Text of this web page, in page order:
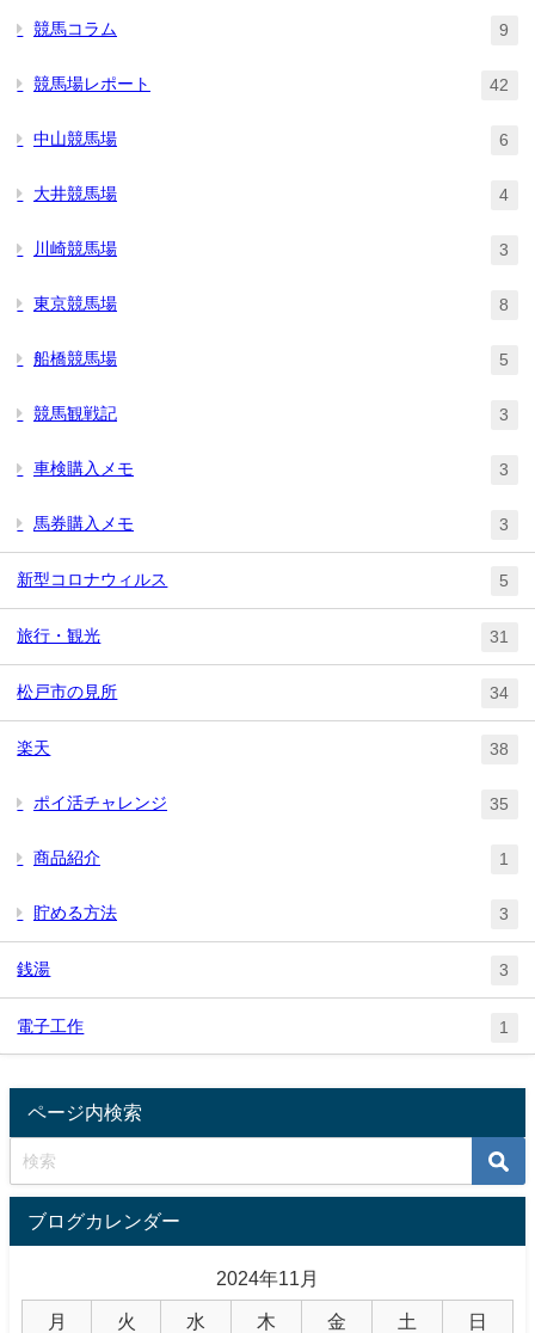
競馬コラム 9
競馬場レポート 42
中山競馬場 6
大井競馬場 4
川崎競馬場 3
東京競馬場 8
船橋競馬場 5
競馬観戦記 3
車検購入メモ 3
馬券購入メモ 3
新型コロナウィルス 5
旅行・観光 31
松戸市の見所 34
楽天 38
ポイ活チャレンジ 35
商品紹介 1
貯める方法 3
銭湯 3
電子工作 1
ページ内検索
ブログカレンダー
2024年11月
月 火 水 木 金 土 日